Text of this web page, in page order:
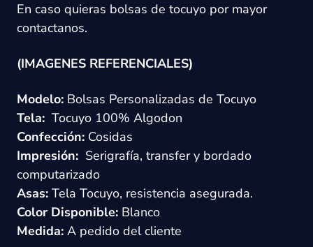
En caso quieras bolsas de tocuyo por mayor
contactanos.
(IMAGENES REFERENCIALES)
Modelo: Bolsas Personalizadas de Tocuyo
Tela: Tocuyo 100% Algodon
Confección: Cosidas
Impresión: Serigrafía, transfer y bordado
computarizado
Asas: Tela Tocuyo, resistencia asegurada.
Color Disponible: Blanco
Medida: A pedido del cliente